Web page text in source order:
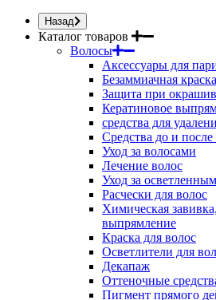
Назад
Каталог товаров
Волосы
Аксессуары для
Безаммиачная
Защита при
Кератиновое
средства для
Средства до и
Уход за волосами
Лечение волос
Уход за
Расчески для волос
Химическая
выпрямление
Краска для волос
Осветлители для
Декапаж
Оттеночные
Пигмент прямого